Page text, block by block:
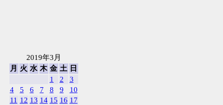
2019年3月
月
火 水 木 金 土 日
1
2
3
4
5 6 7 8 9
10
11 12 13 14 15 16 17